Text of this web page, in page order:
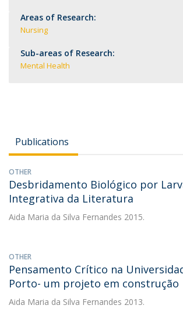
Areas of Research:
Nursing
Sub-areas of Research:
Mental Health
Publications
OTHER
Desbridamento Biológico por
Integrativa da Literatura
Aida Maria da Silva Fernandes 2015.
OTHER
Pensamento Crítico na
Porto- um projeto em construção
Aida Maria da Silva Fernandes 2013.